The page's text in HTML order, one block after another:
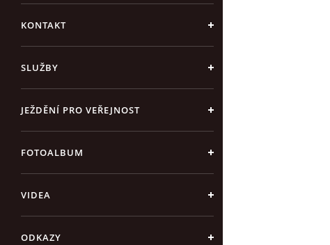
KONTAKT
SLUŽBY
JEŽDĚNÍ PRO VEŘEJNOST
FOTOALBUM
VIDEA
ODKAZY